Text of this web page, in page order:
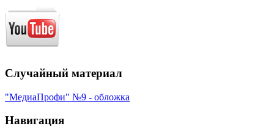
Случайный материал
"МедиаПрофи" №9 - обложка
Навигация